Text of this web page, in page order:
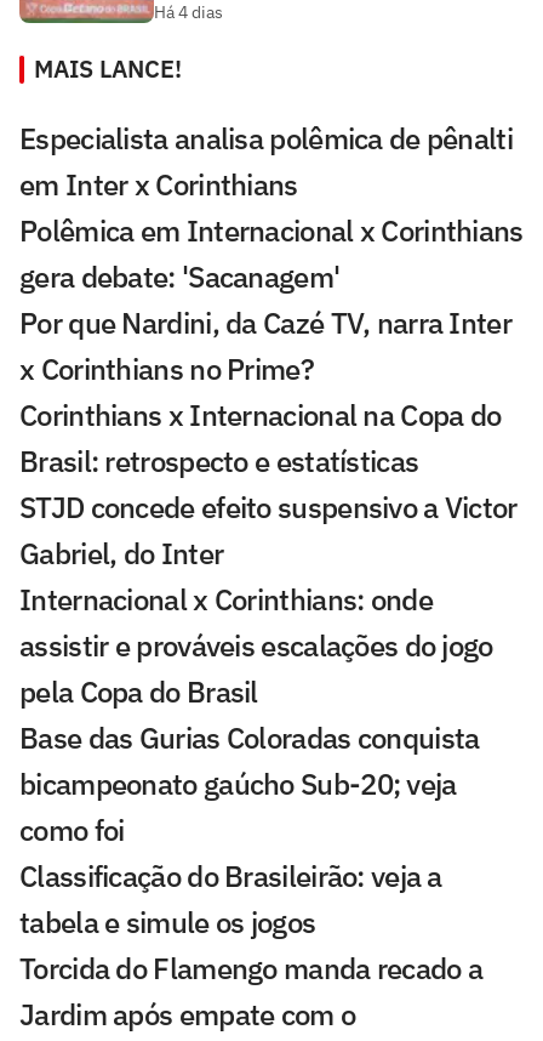
Há 4 dias
MAIS LANCE!
Especialista analisa polêmica de pênalti
em Inter x Corinthians
Polêmica em Internacional x Corinthians
gera debate: 'Sacanagem'
Por que Nardini, da Cazé TV, narra Inter
x Corinthians no Prime?
Corinthians x Internacional na Copa do
Brasil: retrospecto e estatísticas
STJD concede efeito suspensivo a Victor
Gabriel, do Inter
Internacional x Corinthians: onde
assistir e prováveis escalações do jogo
pela Copa do Brasil
Base das Gurias Coloradas conquista
bicampeonato gaúcho Sub-20; veja
como foi
Classificação do Brasileirão: veja a
tabela e simule os jogos
Torcida do Flamengo manda recado a
Jardim após empate com o